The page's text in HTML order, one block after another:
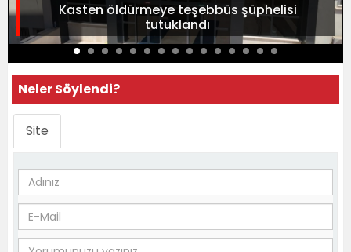
Kasten öldürmeye teşebbüs şüphelisi
tutuklandı
Neler Söylendi?
Site